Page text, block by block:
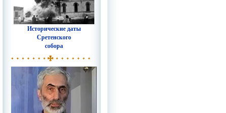
Исторические даты
Сретенского
собора